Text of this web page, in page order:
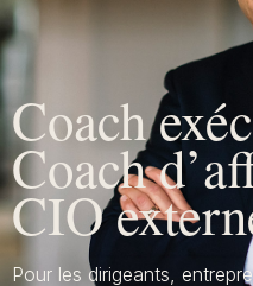
Coach
Coach
CIO
Pour les dirigeants,